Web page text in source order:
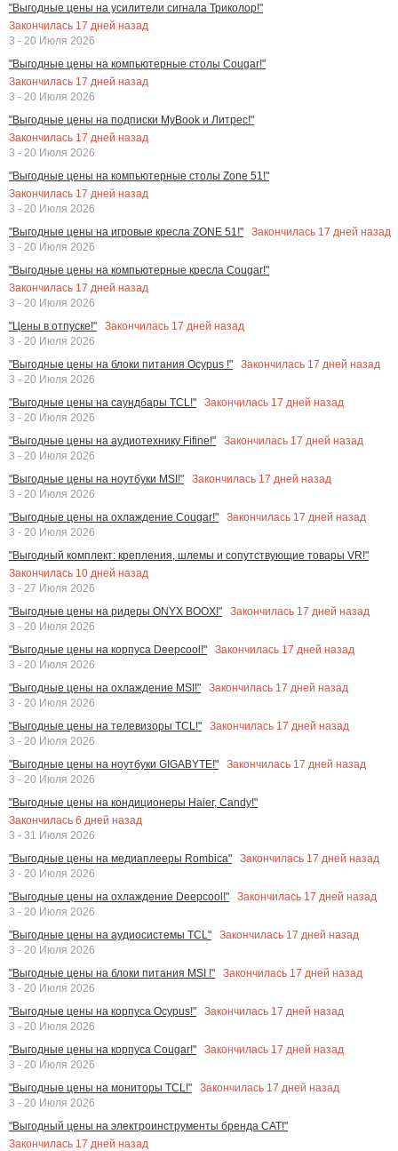
"Выгодные цены на усилители сигнала Триколор!"
Закончилась 17 дней назад
3 - 20 Июля 2026
"Выгодные цены на компьютерные столы Cougar!"
Закончилась 17 дней назад
3 - 20 Июля 2026
"Выгодные цены на подписки MyBook и Литрес!"
Закончилась 17 дней назад
3 - 20 Июля 2026
"Выгодные цены на компьютерные столы Zone 51!"
Закончилась 17 дней назад
3 - 20 Июля 2026
"Выгодные цены на игровые кресла ZONE 51!"
Закончилась 17 дней назад
3 - 20 Июля 2026
"Выгодные цены на компьютерные кресла Cougar!"
Закончилась 17 дней назад
3 - 20 Июля 2026
"Цены в отпуске!"
Закончилась 17 дней назад
3 - 20 Июля 2026
"Выгодные цены на блоки питания Ocypus !"
Закончилась 17 дней назад
3 - 20 Июля 2026
"Выгодные цены на саундбары TCL!"
Закончилась 17 дней назад
3 - 20 Июля 2026
"Выгодные цены на аудиотехнику Fifine!"
Закончилась 17 дней назад
3 - 20 Июля 2026
"Выгодные цены на ноутбуки MSI!"
Закончилась 17 дней назад
3 - 20 Июля 2026
"Выгодные цены на охлаждение Cougar!"
Закончилась 17 дней назад
3 - 20 Июля 2026
"Выгодный комплект: крепления, шлемы и сопутствующие товары VR!"
Закончилась 10 дней назад
3 - 27 Июля 2026
"Выгодные цены на ридеры ONYX BOOX!"
Закончилась 17 дней назад
3 - 20 Июля 2026
"Выгодные цены на корпуса Deepcool!"
Закончилась 17 дней назад
3 - 20 Июля 2026
"Выгодные цены на охлаждение MSI!"
Закончилась 17 дней назад
3 - 20 Июля 2026
"Выгодные цены на телевизоры TCL!"
Закончилась 17 дней назад
3 - 20 Июля 2026
"Выгодные цены на ноутбуки GIGABYTE!"
Закончилась 17 дней назад
3 - 20 Июля 2026
"Выгодные цены на кондиционеры Haier, Candy!"
Закончилась 6 дней назад
3 - 31 Июля 2026
"Выгодные цены на медиаплееры Rombica"
Закончилась 17 дней назад
3 - 20 Июля 2026
"Выгодные цены на охлаждение Deepcool!"
Закончилась 17 дней назад
3 - 20 Июля 2026
"Выгодные цены на аудиосистемы TCL"
Закончилась 17 дней назад
3 - 20 Июля 2026
"Выгодные цены на блоки питания MSI !"
Закончилась 17 дней назад
3 - 20 Июля 2026
"Выгодные цены на корпуса Ocypus!"
Закончилась 17 дней назад
3 - 20 Июля 2026
"Выгодные цены на корпуса Cougar!"
Закончилась 17 дней назад
3 - 20 Июля 2026
"Выгодные цены на мониторы TCL!"
Закончилась 17 дней назад
3 - 20 Июля 2026
"Выгодный цены на электроинструменты бренда CAT!"
Закончилась 17 дней назад